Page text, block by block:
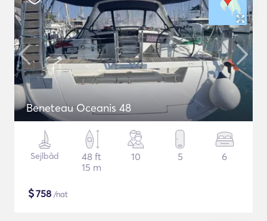
Beneteau Oceanis 48
Sejlbåd
48 ft
15 m
10 5 6
$758 /nat